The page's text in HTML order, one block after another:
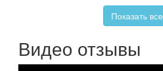
Показать все
Видео отзывы